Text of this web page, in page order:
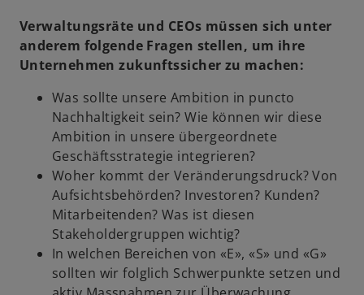
k
a
r
t
e
g
e
ö
f
f
n
e
t
u
e
n
R
e
g
i
s
t
e
r
k
a
r
Verwaltungsräte und CEOs müssen sich unter
anderem folgende Fragen stellen, um ihre
Unternehmen zukunftssicher zu machen:
Was sollte unsere Ambition in puncto
Nachhaltigkeit sein? Wie können wir diese
Ambition in unsere übergeordnete
Geschäftsstrategie integrieren?
Woher kommt der Veränderungsdruck? Von
Aufsichtsbehörden? Investoren? Kunden?
Mitarbeitenden? Was ist diesen
Stakeholdergruppen wichtig?
In welchen Bereichen von «E», «S» und «G»
sollten wir folglich Schwerpunkte setzen und